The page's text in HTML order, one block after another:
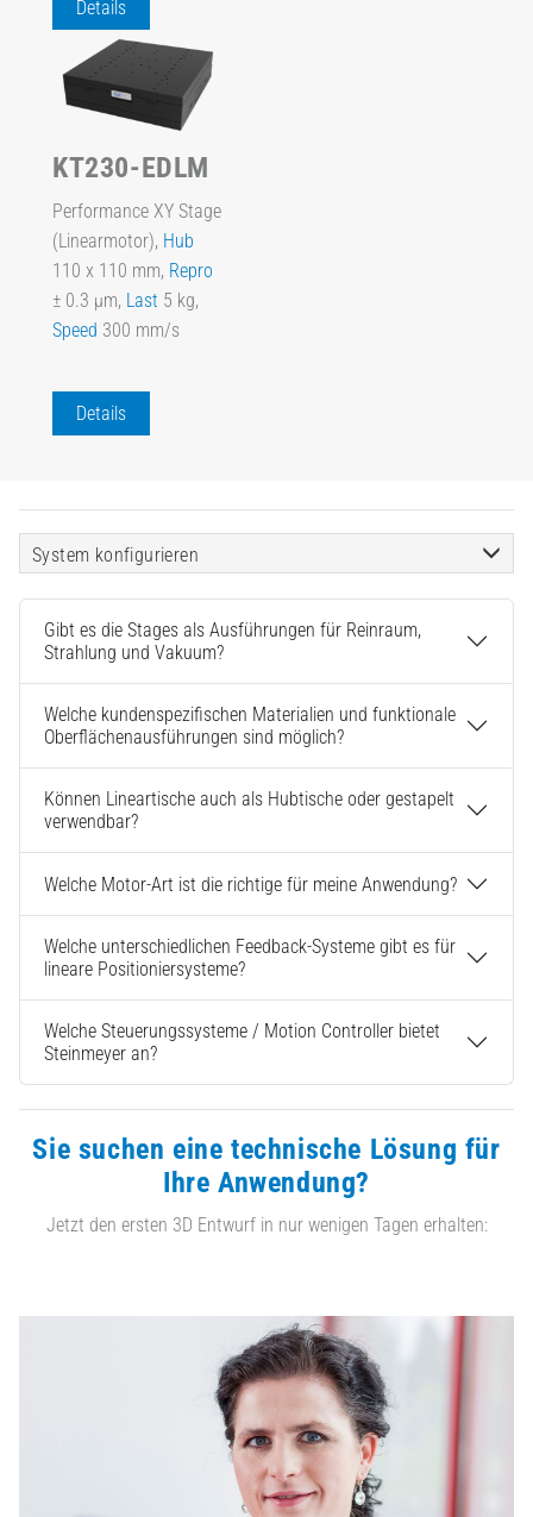
Details
KT230-EDLM
Performance XY Stage
(Linearmotor), Hub
110 x 110 mm, Repro
± 0.3 µm, Last 5 kg,
Speed 300 mm/s
Details
System konfigurieren
Gibt es die Stages als Ausführungen für Reinraum,
Strahlung und Vakuum?
Welche kundenspezifischen Materialien und funktionale
Oberflächenausführungen sind möglich?
Können Lineartische auch als Hubtische oder gestapelt
verwendbar?
Welche Motor-Art ist die richtige für meine Anwendung?
Welche unterschiedlichen Feedback-Systeme gibt es für
lineare Positioniersysteme?
Welche Steuerungssysteme / Motion Controller bietet
Steinmeyer an?
Sie suchen eine technische Lösung für
Ihre Anwendung?
Jetzt den ersten 3D Entwurf in nur wenigen Tagen erhalten: